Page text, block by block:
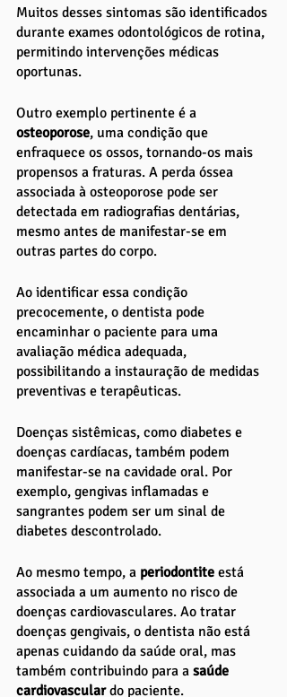
Muitos desses sintomas são identificados
durante exames odontológicos de rotina,
permitindo intervenções médicas
oportunas.
Outro exemplo pertinente é a
osteoporose, uma condição que
enfraquece os ossos, tornando-os mais
propensos a fraturas. A perda óssea
associada à osteoporose pode ser
detectada em radiografias dentárias,
mesmo antes de manifestar-se em
outras partes do corpo.
Ao identificar essa condição
precocemente, o dentista pode
encaminhar o paciente para uma
avaliação médica adequada,
possibilitando a instauração de medidas
preventivas e terapêuticas.
Doenças sistêmicas, como diabetes e
doenças cardíacas, também podem
manifestar-se na cavidade oral. Por
exemplo, gengivas inflamadas e
sangrantes podem ser um sinal de
diabetes descontrolado.
Ao mesmo tempo, a periodontite está
associada a um aumento no risco de
doenças cardiovasculares. Ao tratar
doenças gengivais, o dentista não está
apenas cuidando da saúde oral, mas
também contribuindo para a saúde
cardiovascular do paciente.